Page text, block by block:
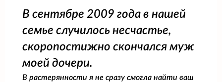
В сентябре 2009 года в нашей
семье случилось несчастье,
скоропостижно скончался муж
моей дочери.
В растерянности я не сразу смогла найти ваш